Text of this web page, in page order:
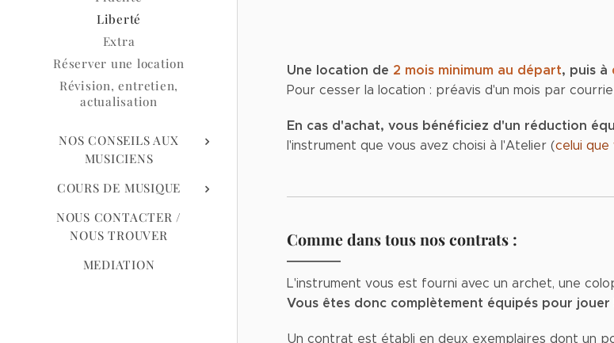
Liberté
Extra
Réserver une location
Révision, entretien,
actualisation
NOS CONSEILS AUX
MUSICIENS
COURS DE MUSIQUE
NOUS CONTACTER /
NOUS TROUVER
MEDIATION
Une location de 2 mois minimum au départ, puis à
Pour cesser la location : préavis d'un mois par
En cas d'achat, vous bénéficiez d'un réduction
l'instrument que vous avez choisi à l'Atelier (celui que
Comme dans tous nos contrats :
L'instrument vous est fourni avec un archet, une
Vous êtes donc complètement équipés pour jouer
Un contrat est établi en deux exemplaires dont un